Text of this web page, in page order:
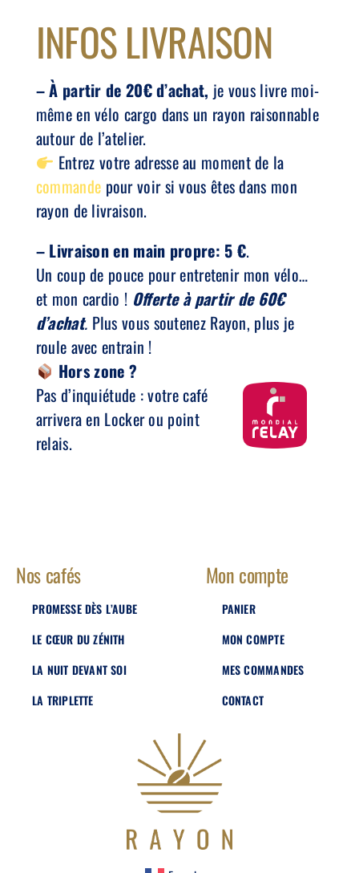
INFOS LIVRAISON
– À partir de 20€ d’achat, je vous livre moi-
même en vélo cargo dans un rayon raisonnable
autour de l’atelier.
Entrez votre adresse au moment de la
commande pour voir si vous êtes dans mon
rayon de livraison.
– Livraison en main propre: 5 €.
Un coup de pouce pour entretenir mon vélo…
et mon cardio ! Offerte à partir de 60€
d’achat. Plus vous soutenez Rayon, plus je
roule avec entrain !
Hors zone ?
Pas d’inquiétude : votre café
arrivera en Locker ou point
relais.
Nos cafés
PROMESSE DÈS L’AUBE
LE CŒUR DU ZÉNITH
LA NUIT DEVANT SOI
LA TRIPLETTE
Mon compte
PANIER
MON COMPTE
MES COMMANDES
CONTACT